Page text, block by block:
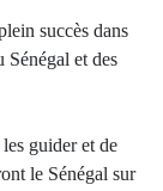
succès dans
et des
les guider et de
le Sénégal sur